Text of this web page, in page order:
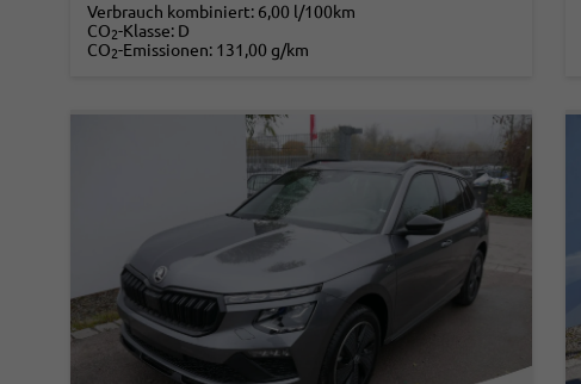
Verbrauch kombiniert: 6,00 l/100km
CO2-Klasse: D
CO2-Emissionen: 131,00 g/km